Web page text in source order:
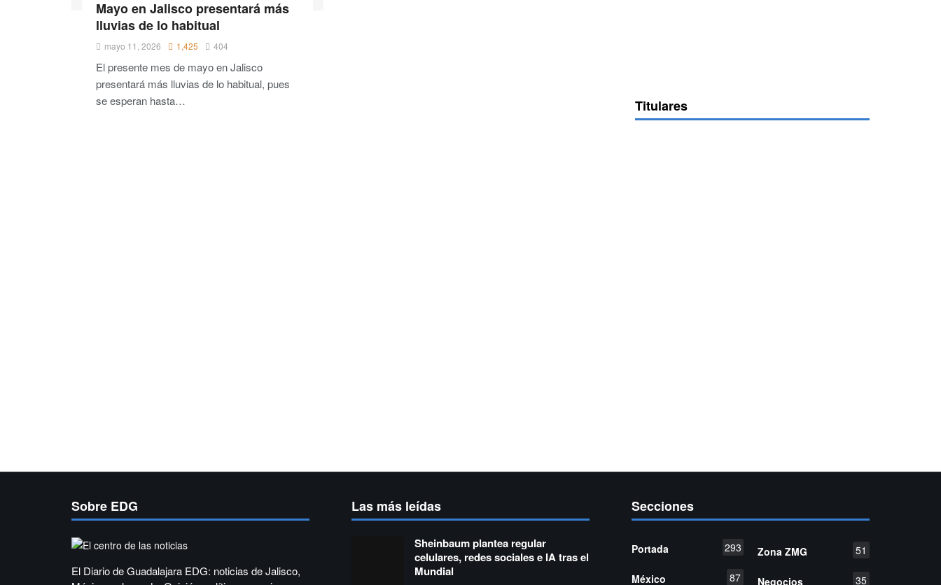
Mayo en Jalisco presentará más
lluvias de lo habitual
mayo 11, 2026 1,425 404
El presente mes de mayo en Jalisco
presentará más lluvias de lo habitual, pues
se esperan hasta…
Titulares
Sobre EDG
El Diario de Guadalajara EDG: noticias de Jalisco,
Las más leídas
Sheinbaum plantea regular
celulares, redes sociales e IA tras el
Mundial
Secciones
Portada 293
México 87
Zona ZMG 51
Negocios 35